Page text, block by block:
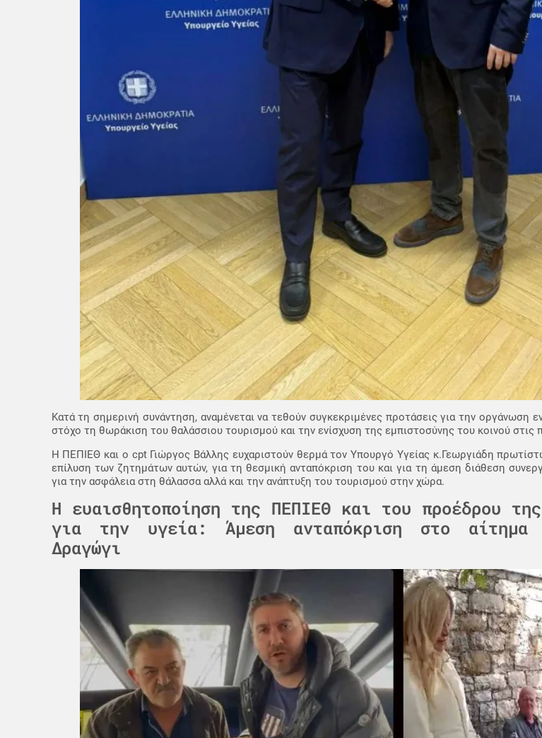
Κατά τη σημερινή συνάντηση, αναμένεται να τεθούν συγκεκριμένες προτάσεις για την οργάνωση
στόχο τη θωράκιση του θαλάσσιου τουρισμού και την ενίσχυση της εμπιστοσύνης του κοινού στις
Η ΠΕΠΙΕΘ και ο cpt Γιώργος Βάλλης ευχαριστούν θερμά τον Υπουργό Υγείας κ.Γεωργιάδη
επίλυση των ζητημάτων αυτών, για τη θεσμική ανταπόκριση του και για τη άμεση διάθεση
για την ασφάλεια στη θάλασσα αλλά και την ανάπτυξη του τουρισμού στην χώρα.
Η ευαισθητοποίηση της ΠΕΠΙΕΘ και του προέδρου
για την υγεία: Άμεση ανταπόκριση στο αίτημα
Δραγώγι